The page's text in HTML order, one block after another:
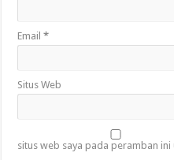
Email*
Situs Web
situs web saya pada peramban